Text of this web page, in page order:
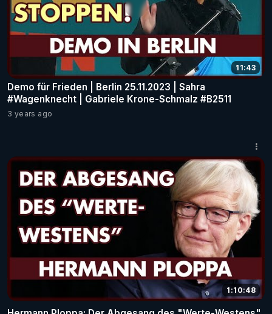
11:43
Demo für Frieden | Berlin 25.11.2023 | Sahra
#Wagenknecht | Gabriele Krone-Schmalz #B2511
3 years ago
1:10:48